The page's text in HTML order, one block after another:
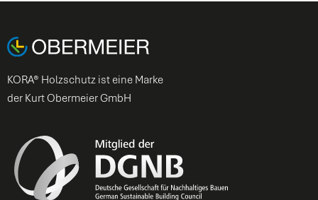
KORA® Holzschutz ist eine Marke
der Kurt Obermeier GmbH